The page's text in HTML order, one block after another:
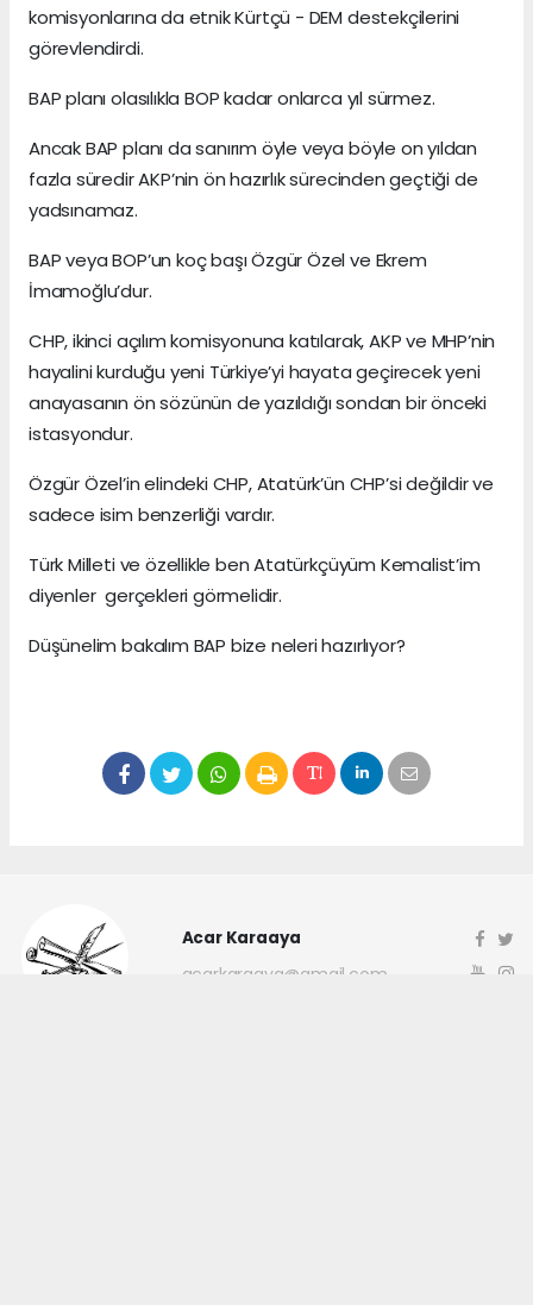
komisyonlarına da etnik Kürtçü - DEM destekçilerini
görevlendirdi.
BAP planı olasılıkla BOP kadar onlarca yıl sürmez.
Ancak BAP planı da sanırım öyle veya böyle on yıldan
fazla süredir AKP’nin ön hazırlık sürecinden geçtiği de
yadsınamaz.
BAP veya BOP’un koç başı Özgür Özel ve Ekrem
İmamoğlu’dur.
CHP, ikinci açılım komisyonuna katılarak, AKP ve MHP’nin
hayalini kurduğu yeni Türkiye’yi hayata geçirecek yeni
anayasanın ön sözünün de yazıldığı sondan bir önceki
istasyondur.
Özgür Özel’in elindeki CHP, Atatürk’ün CHP’si değildir ve
sadece isim benzerliği vardır.
Türk Milleti ve özellikle ben Atatürkçüyüm Kemalist’im
diyenler gerçekleri görmelidir.
Düşünelim bakalım BAP bize neleri hazırlıyor?
Acar Karaaya
acarkaraaya@gmail.com